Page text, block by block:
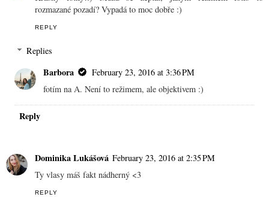
rozmazané pozadí? Vypadá to moc dobře :)
REPLY
Replies
Barbora
February 23, 2016 at 3:36 PM
fotím na A. Není to režimem, ale objektivem :)
Reply
Dominika Lukášová February 23, 2016 at 2:35 PM
Ty vlasy máš fakt nádherný <3
REPLY